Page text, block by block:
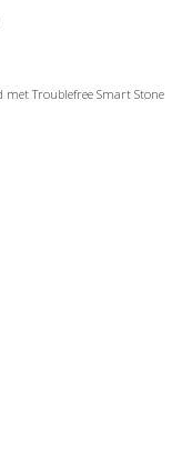
met Troublefree Smart Stone